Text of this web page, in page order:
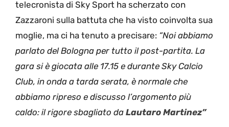
telecronista di Sky Sport ha scherzato con
Zazzaroni sulla battuta che ha visto coinvolta sua
moglie, ma ci ha tenuto a precisare: “Noi abbiamo
parlato del Bologna per tutto il post-partita. La
gara si è giocata alle 17.15 e durante Sky Calcio
Club, in onda a tarda serata, è normale che
abbiamo ripreso e discusso l’argomento più
caldo: il rigore sbagliato da Lautaro Martinez”